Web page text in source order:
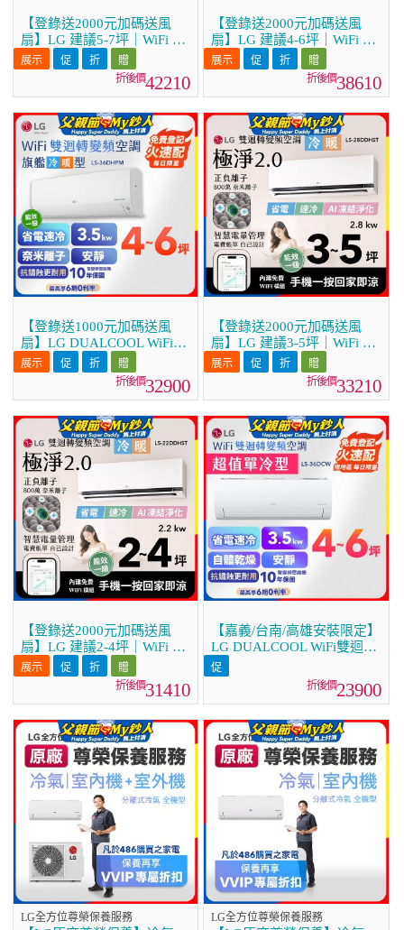
【登錄送2000元加碼送風
扇】LG 建議5-7坪｜WiFi 雙
迴轉變頻空調｜極淨2.0系列
｜AI 氣流 & 奈米離子 (LS-
42210
【登錄送2000元加碼送風
扇】LG 建議4-6坪｜WiFi 雙
迴轉變頻空調｜極淨2.0系列
｜AI 氣流 & 奈米離子 (LS-
38610
【登錄送1000元加碼送風
扇】LG DUALCOOL WiFi雙
迴轉變頻空調 - 旗艦冷暖型
_3.5kw LS-36DHPM
32900
【登錄送2000元加碼送風
扇】LG 建議3-5坪｜WiFi 雙
迴轉變頻空調｜極淨2.0系列
｜AI 氣流 & 奈米離子 (LS-
33210
【登錄送2000元加碼送風
扇】LG 建議2-4坪｜WiFi 雙
迴轉變頻空調｜極淨2.0系列
｜AI 氣流 & 奈米離子 (LS-
31410
【嘉義/台南/高雄安裝限定】
LG DUALCOOL WiFi雙迴轉
變頻空調 - 超值單冷型
_3.5kW LS-36DCW
23900
LG全方位尊榮保養服務 LG全方位尊榮保養服務